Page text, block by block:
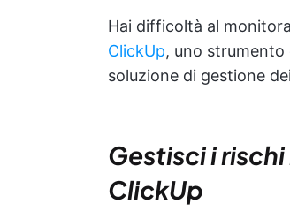
Hai difficoltà al
ClickUp, uno
soluzione di gestione
Gestisci i
ClickUp